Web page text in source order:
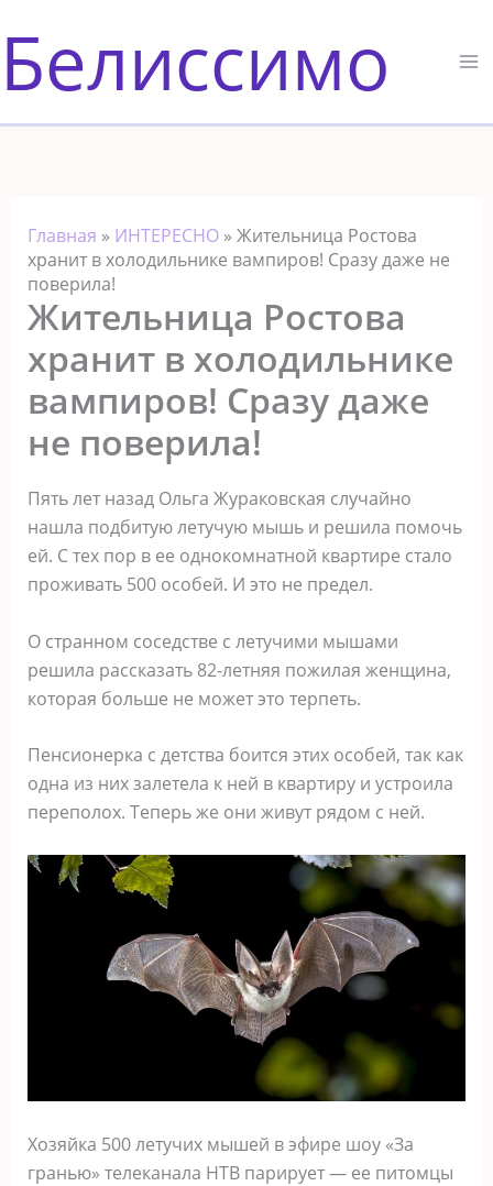
к
содержимому
Белиссимо
Главная » ИНТЕРЕСНО» Жительница Ростова
хранит в холодильнике вампиров! Сразу даже не
поверила!
Жительница Ростова
хранит в холодильнике
вампиров! Сразу даже
не поверила!
Пять лет назад Ольга Жураковская случайно
нашла подбитую летучую мышь и решила помочь
ей. С тех пор в ее однокомнатной квартире стало
проживать 500 особей. И это не предел.
О странном соседстве с летучими мышами
решила рассказать 82-летняя пожилая женщина,
которая больше не может это терпеть.
Пенсионерка с детства боится этих особей, так как
одна из них залетела к ней в квартиру и устроила
переполох. Теперь же они живут рядом с ней.
Хозяйка 500 летучих мышей в эфире шоу «За
гранью» телеканала НТВ парирует — ее питомцы